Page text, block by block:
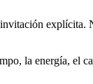
explícita.
la energía, el